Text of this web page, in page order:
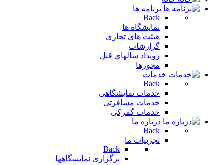
برنامه ها
Back
نمایشگاه ها
هیئت های تجاری
گزارشات
رویداد سالهاي قبل
مجوزها
خدمات
Back
خدمات نمایشگاهی
خدمات مسافرتی
خدمات گمرکی
درباره ما
Back
تجربیات ما
Back
برگزاری نمایشگاهها